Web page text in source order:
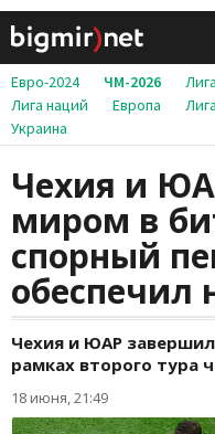
Евро-2024 ЧМ-2026
Лига наций
Европа
Украина
Чехия и
миром в
спорный
обеспечил
Чехия и ЮАР
рамках второго тура
18 июня, 21:49